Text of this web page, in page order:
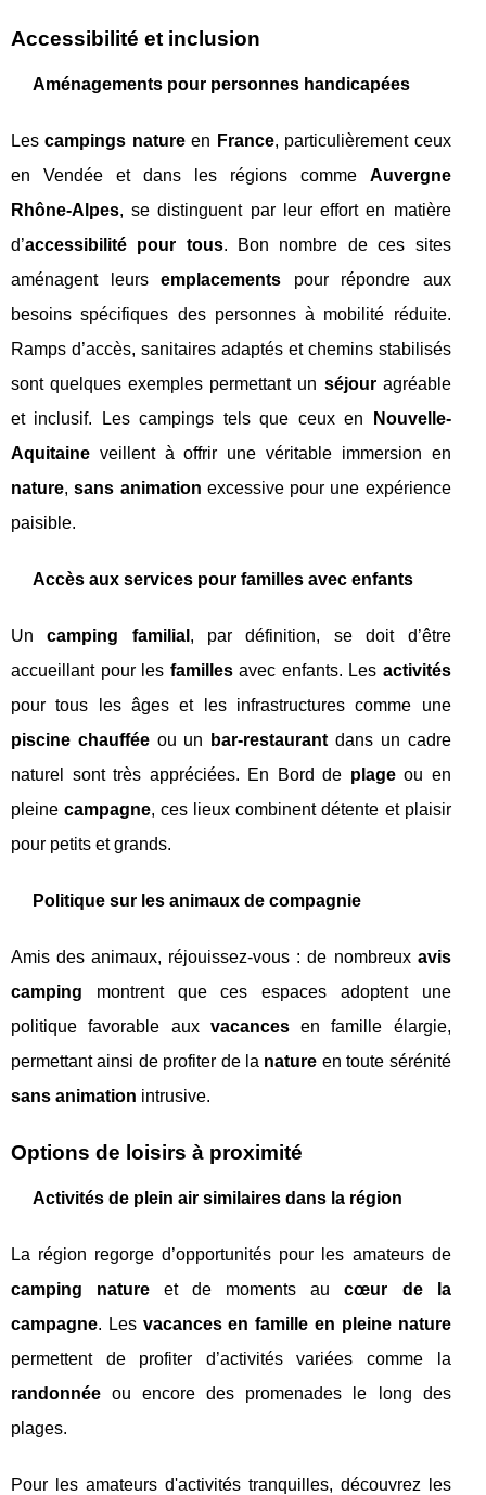
Accessibilité et inclusion
Aménagements pour personnes handicapées
Lescampings natureen France, particulièrement ceux
en Vendée et dans les régions comme Auvergne
Rhône-Alpes, se distinguent par leur effort en matière
d’accessibilité pour tous. Bon nombre de ces sites
aménagent leursemplacements pour répondre aux
besoins spécifiques des personnes à mobilité réduite.
Ramps d’accès, sanitaires adaptés et chemins stabilisés
sont quelques exemples permettant un séjouragréable
et inclusif. Les campings tels que ceux en
Nouvelle-
Aquitaine veillent à offrir une véritable immersion en
nature,sans animation excessive pour une expérience
paisible.
Accès aux services pour familles avec enfants
Uncamping familial , par définition, se doit d’être
accueillant pour les famillesavec enfants. Les activités
pour tous les âges et les infrastructures comme une
piscine chaufféeou un bar-restaurant dans un cadre
naturel sont très appréciées. En Bord de plageou en
pleinecampagne, ces lieux combinent détente et plaisir
pour petits et grands.
Politique sur les animaux de compagnie
Amis des animaux, réjouissez-vous : de nombreux avis
camping montrent que ces espaces adoptent une
politique favorable aux vacancesen famille élargie,
permettant ainsi de profiter de la nature en toute sérénité
sans animation intrusive.
Options de loisirs à proximité
Activités de plein air similaires dans la région
La région regorge d’opportunités pour les amateurs de
camping nature et de moments aucœur de la
campagne. Les vacances en famille en pleine nature
permettent de profiter d’activités variées comme la
randonnée ou encore des promenades le long des
plages.
Pour les amateurs d'activités tranquilles, découvrez les